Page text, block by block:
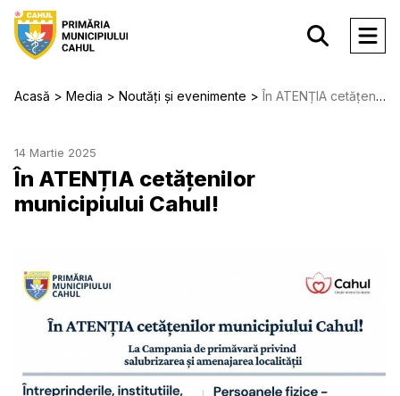
Acasă Media Noutăți și evenimente În ATENȚIA cetățenilor municipiului Cahul!
14 Martie 2025
În ATENȚIA cetățenilor
municipiului Cahul!